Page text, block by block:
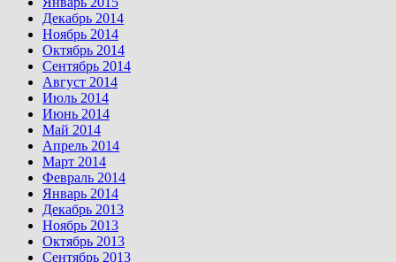
Декабрь 2014
Ноябрь 2014
Октябрь 2014
Сентябрь 2014
Август 2014
Июль 2014
Июнь 2014
Май 2014
Апрель 2014
Март 2014
Февраль 2014
Январь 2014
Декабрь 2013
Ноябрь 2013
Октябрь 2013
Сентябрь 2013